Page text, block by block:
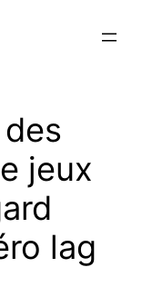
jeux
lag